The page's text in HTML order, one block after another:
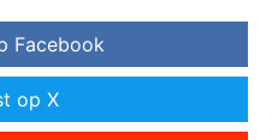
Facebook
op X